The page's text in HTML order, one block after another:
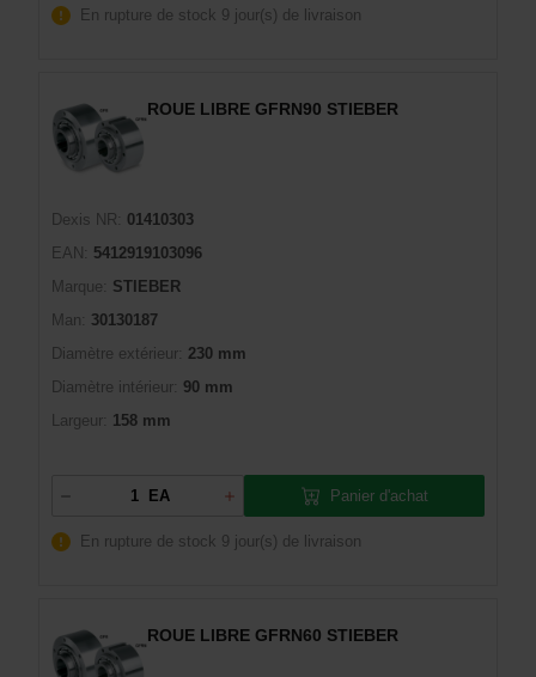
En rupture de stock 9 jour(s) de livraison
ROUE LIBRE GFRN90 STIEBER
Dexis NR:
01410303
EAN:
5412919103096
Marque:
STIEBER
Man:
30130187
Diamètre extérieur: 230 mm
Diamètre intérieur: 90 mm
Largeur: 158 mm
EA Panier d'achat
En rupture de stock 9 jour(s) de livraison
ROUE LIBRE GFRN60 STIEBER